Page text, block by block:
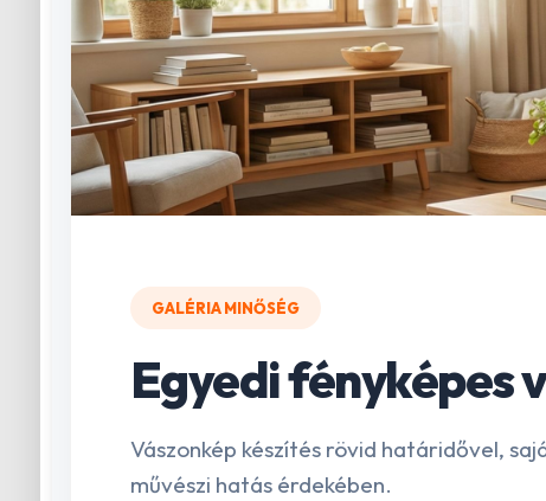
GALÉRIA MINŐSÉG
Egyedi fényképes
Vászonkép készítés rövid határidővel,
művészi hatás érdekében.